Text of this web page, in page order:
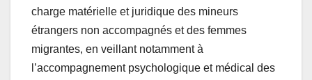
charge matérielle et juridique des mineurs
étrangers non accompagnés et des femmes
migrantes, en veillant notamment à
l’accompagnement psychologique et médical des